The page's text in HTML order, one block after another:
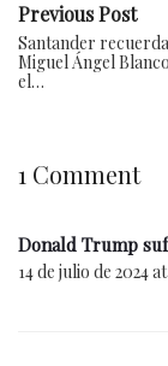
Previous Post
Santander
Miguel Ángel
el…
1 Comment
Donald Trump
14 de julio de 2024